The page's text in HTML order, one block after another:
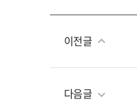
이전글
다음글